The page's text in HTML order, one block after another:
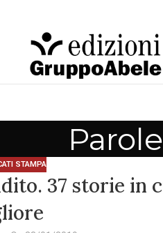
Parole
STAMPA
37 storie in